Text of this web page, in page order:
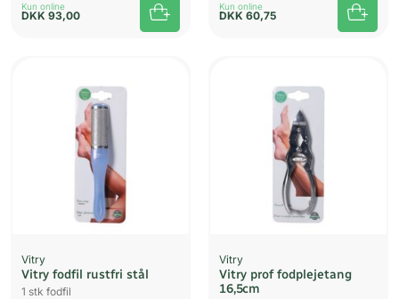
Kun online
DKK 93,00
Kun online
DKK 60,75
Vitry
Vitry fodfil rustfri stål
1 stk fodfil
Vitry
Vitry prof fodplejetang
16,5cm